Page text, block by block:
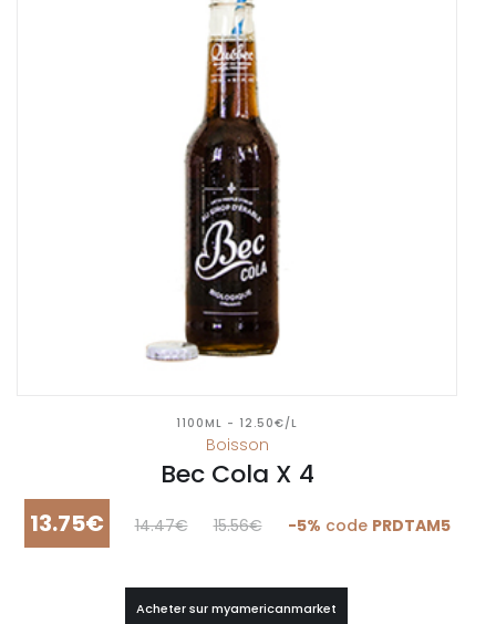
1100ML - 12.50€/L
Boisson
Bec Cola X 4
13.75€ 14.47€ 15.56€ -5% code PRDTAM5
Acheter sur myamericanmarket